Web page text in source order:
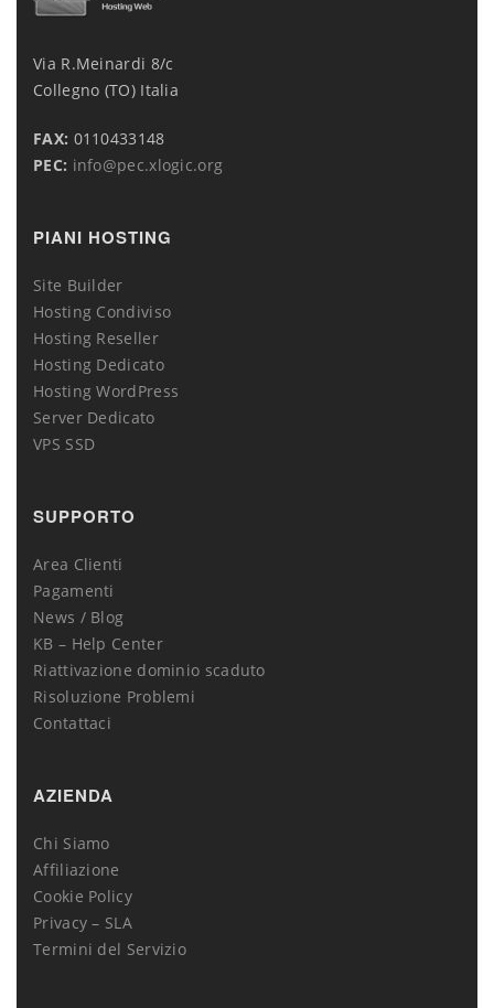
Via R.Meinardi 8/c
Collegno (TO) Italia
FAX: 0110433148
PEC: info@pec.xlogic.org
PIANI HOSTING
Site Builder
Hosting Condiviso
Hosting Reseller
Hosting Dedicato
Hosting WordPress
Server Dedicato
VPS SSD
SUPPORTO
Area Clienti
Pagamenti
News / Blog
KB – Help Center
Riattivazione dominio scaduto
Risoluzione Problemi
Contattaci
AZIENDA
Chi Siamo
Affiliazione
Cookie Policy
Privacy – SLA
Termini del Servizio